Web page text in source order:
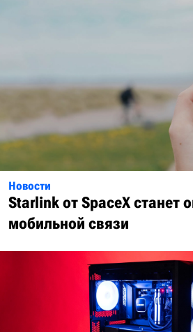
Новости
Starlink от SpaceX станет
мобильной связи